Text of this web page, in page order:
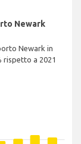
Newark
Newark in
rispetto a 2021